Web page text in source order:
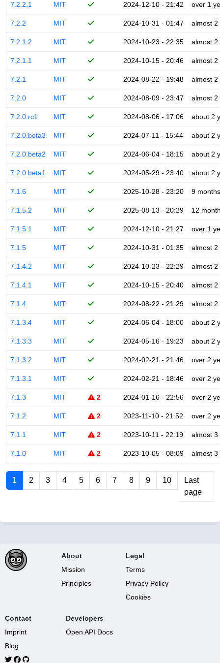
7.2.2.1 MIT 2024-12-10 - 21:42 over 1
7.2.2 MIT 2024-10-31 - 01:47 almost 2
7.2.1.2 MIT 2024-10-23 - 22:35 almost 2
7.2.1.1 MIT 2024-10-15 - 20:46 almost 2
7.2.1 MIT 2024-08-22 - 19:48 almost 2
7.2.0 MIT 2024-08-09 - 23:47 almost 2
7.2.0.rc1 MIT 2024-08-06 - 17:06 about 2
7.2.0.beta3 MIT 2024-07-11 - 15:44 about 2
7.2.0.beta2 MIT 2024-06-04 - 18:15 about 2
7.2.0.beta1 MIT 2024-05-29 - 23:40 about 2
7.1.6 MIT 2025-10-28 - 23:20 9 months
7.1.5.2 MIT 2025-08-13 - 20:29 12
7.1.5.1 MIT 2024-12-10 - 21:27 over 1
7.1.5 MIT 2024-10-31 - 01:35 almost 2
7.1.4.2 MIT 2024-10-23 - 22:29 almost 2
7.1.4.1 MIT 2024-10-15 - 20:40 almost 2
7.1.4 MIT 2024-08-22 - 21:29 almost 2
7.1.3.4 MIT 2024-06-04 - 18:00 about 2
7.1.3.3 MIT 2024-05-16 - 19:23 about 2
7.1.3.2 MIT 2024-02-21 - 21:46 over 2
7.1.3.1 MIT 2024-02-21 - 18:46 over 2
7.1.3 MIT 2 2024-01-16 - 22:56 over 2
7.1.2 MIT 2 2023-11-10 - 21:52 over 2
7.1.1 MIT 2 2023-10-11 - 22:19 almost 3
7.1.0 MIT 2 2023-10-05 - 08:09 almost 3
1 2 3 4 5 6 7 8 9 10
Last
page
About
Mission
Principles
Legal
Terms
Privacy Policy
Cookies
Contact
Imprint
Blog
Developers
Open API Docs